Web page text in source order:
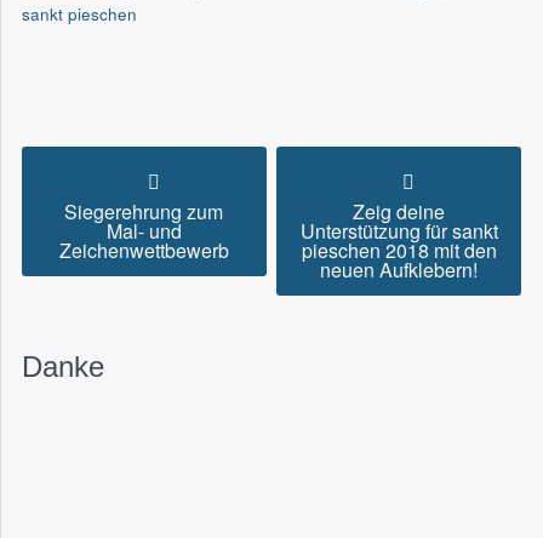
sankt pieschen
Siegerehrung zum
Mal- und
Zeichenwettbewerb
Zeig deine
Unterstützung für sankt
pieschen 2018 mit den
neuen Aufklebern!
Danke